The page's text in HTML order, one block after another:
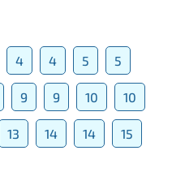
4 4 5 5
9 9 10 10
13 14 14 15